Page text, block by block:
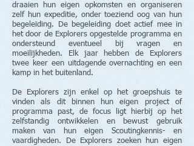
draaien hun eigen opkomsten en organiseren
zelf hun expeditie, onder toeziend oog van hun
begeleiding. De begeleiding doet actief mee in
het door de Explorers opgestelde programma en
ondersteund eventueel bij vragen en
moeilijkheden. Elk jaar hebben de Explorers
twee keer een uitdagende overnachting en een
kamp in het buitenland.
De Explorers zijn enkel op het groepshuis te
vinden als dit binnen hun eigen project of
programma past, de focus ligt hierbij op het
zelfstandig ontwikkelen en bewust gebruik
maken van hun eigen Scoutingkennis- en
vaardigheden. De Explorers zoeken hun eigen